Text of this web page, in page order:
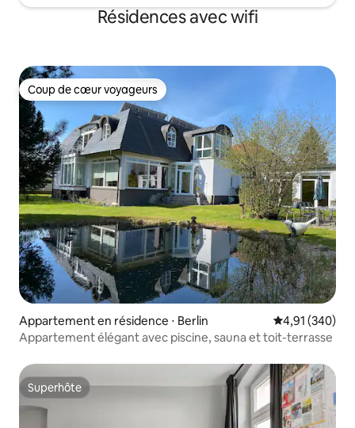
Résidences avec wifi
Coup de cœur voyageurs
Coup de cœur voyageurs
Appartement en résidence ⋅ Berlin Évaluation
4,91 (340)
Appartement élégant avec piscine, sauna et toit-terrasse
Superhôte
Superhôte